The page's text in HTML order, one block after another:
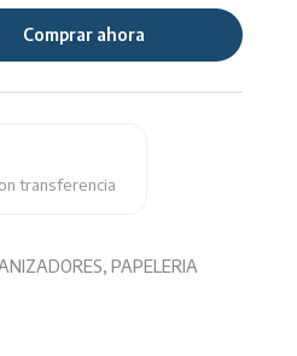
Comprar ahora
, PAPELERIA
transferencia